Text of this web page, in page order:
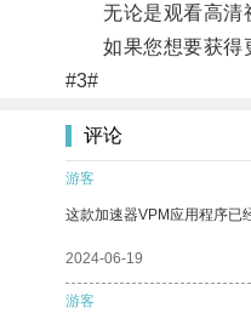
无论是观看高清视
如果您想要获得更
#3#
评论
游客
这款加速器VPM应用程序已
2024-06-19
游客